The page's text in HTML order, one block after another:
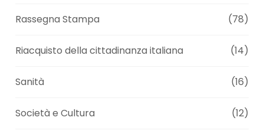
Rassegna Stampa (78)
Riacquisto della cittadinanza italiana (14)
Sanità (16)
Società e Cultura (12)